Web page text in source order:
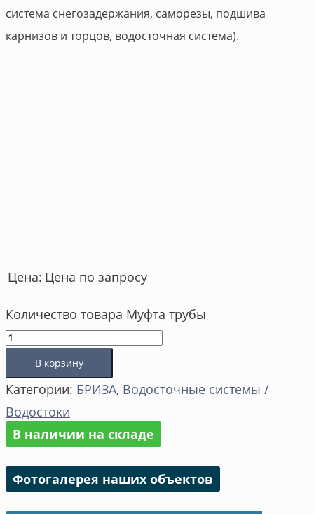
система снегозадержания, саморезы, подшива
карнизов и торцов, водосточная система).
Цена: Цена по запросу
Количество товара Муфта трубы
В корзину
Категории: БРИЗА, Водосточные системы /
Водостоки
В наличии на складе
Фотогалерея наших объектов